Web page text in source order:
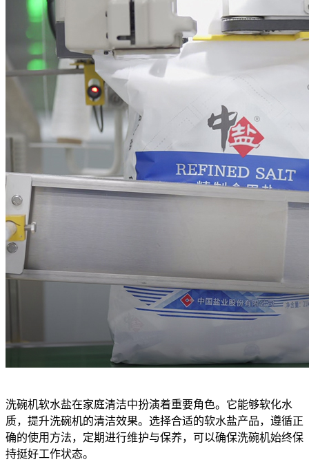
洗碗机软水盐在家庭清洁中扮演着重要角色。它能够软化水
质，提升洗碗机的清洁效果。选择合适的软水盐产品，遵循正
确的使用方法，定期进行维护与保养，可以确保洗碗机始终保
持挺好工作状态。